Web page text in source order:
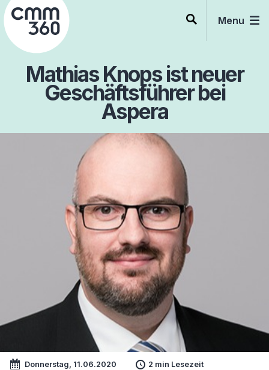
Skip
to
content
Menu
Mathias Knops ist neuer
Geschäftsführer bei
Aspera
Donnerstag, 11.06.2020 2 min Lesezeit